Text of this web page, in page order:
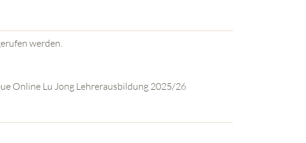
werden.
Online Lu Jong Lehrerausbildung 2025/26